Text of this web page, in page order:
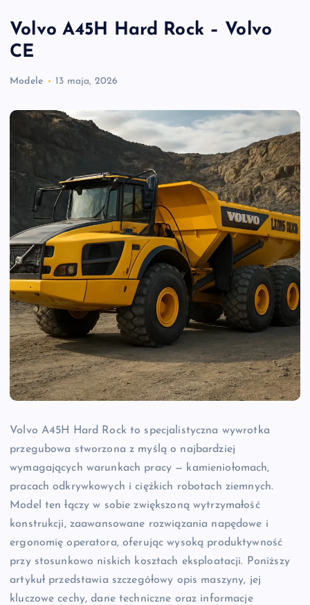
Volvo A45H Hard Rock – Volvo
CE
Modele 13 maja, 2026
Volvo A45H Hard Rock to specjalistyczna wywrotka
przegubowa stworzona z myślą o najbardziej
wymagających warunkach pracy — kamieniołomach,
pracach odkrywkowych i ciężkich robotach ziemnych.
Model ten łączy w sobie zwiększoną wytrzymałość
konstrukcji, zaawansowane rozwiązania napędowe i
ergonomię operatora, oferując wysoką produktywność
przy stosunkowo niskich kosztach eksploatacji. Poniższy
artykuł przedstawia szczegółowy opis maszyny, jej
kluczowe cechy, dane techniczne oraz informacje